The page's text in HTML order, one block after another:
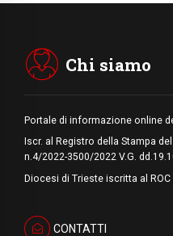
Chi siamo
Portale di informazione online
Iscr. al Registro della Stampa
n.4/2022-3500/2022 V.G.
Diocesi di Trieste iscritta al ROC
CONTATTI